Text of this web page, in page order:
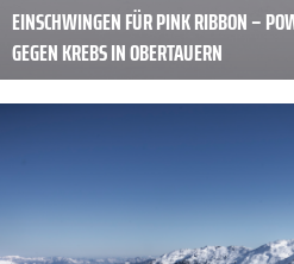
EINSCHWINGEN FÜR PINK RIBBON –
GEGEN KREBS IN OBERTAUERN